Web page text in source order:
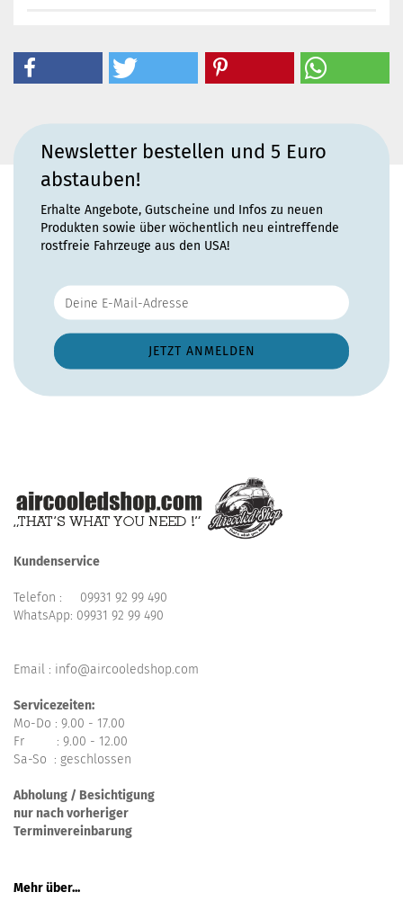
Newsletter bestellen und 5 Euro
abstauben!
Erhalte Angebote, Gutscheine und Infos zu neuen
Produkten sowie über wöchentlich neu eintreffende
rostfreie Fahrzeuge aus den USA!
Kundenservice
Telefon : 09931 92 99 490
WhatsApp: 09931 92 99 490
Email : info@aircooledshop.com
Servicezeiten:
Mo-Do : 9.00 - 17.00
Fr : 9.00 - 12.00
Sa-So : geschlossen
Abholung / Besichtigung
nur nach vorheriger
Terminvereinbarung
Mehr über...